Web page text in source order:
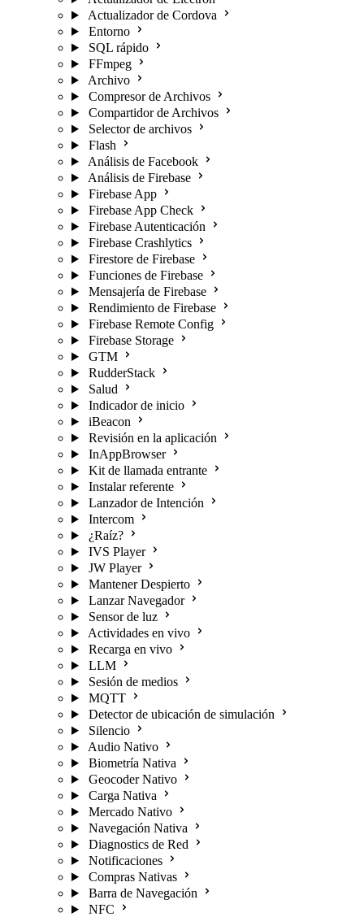
Actualizador de Cordova
Entorno
SQL rápido
FFmpeg
Archivo
Compresor de Archivos
Compartidor de Archivos
Selector de archivos
Flash
Análisis de Facebook
Análisis de Firebase
Firebase App
Firebase App Check
Firebase Autenticación
Firebase Crashlytics
Firestore de Firebase
Funciones de Firebase
Mensajería de Firebase
Rendimiento de Firebase
Firebase Remote Config
Firebase Storage
GTM
RudderStack
Salud
Indicador de inicio
iBeacon
Revisión en la aplicación
InAppBrowser
Kit de llamada entrante
Instalar referente
Lanzador de Intención
Intercom
¿Raíz?
IVS Player
JW Player
Mantener Despierto
Lanzar Navegador
Sensor de luz
Actividades en vivo
Recarga en vivo
LLM
Sesión de medios
MQTT
Detector de ubicación de simulación
Silencio
Audio Nativo
Biometría Nativa
Geocoder Nativo
Carga Nativa
Mercado Nativo
Navegación Nativa
Diagnostics de Red
Notificaciones
Compras Nativas
Barra de Navegación
NFC